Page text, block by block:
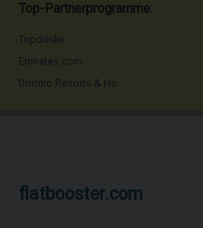
Top-Partnerprogramme:
Topdrinks
Emirates.com
Dormio Resorts & Ho...
flatbooster.com